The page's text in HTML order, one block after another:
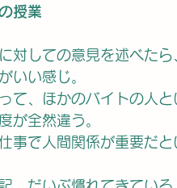
授業
対しての意見を述べた
いい感じ。
て、ほかのバイトの人
が全然違う。
事で人間関係が重要だと